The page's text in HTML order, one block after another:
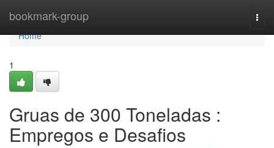
bookmark-group
Home
Home
1
Gruas de 300 Toneladas :
Empregos e Desafios